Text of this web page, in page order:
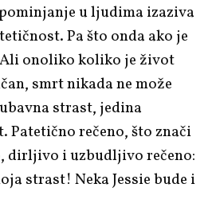
u ljudima izaziva
Pa što onda ako je
onoliko koliko je život
smrt nikada ne može
strast, jedina
Patetično rečeno, što znači
dirljivo i uzbudljivo rečeno:
strast! Neka Jessie bude i